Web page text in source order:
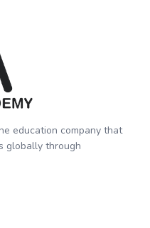
education company that
globally through